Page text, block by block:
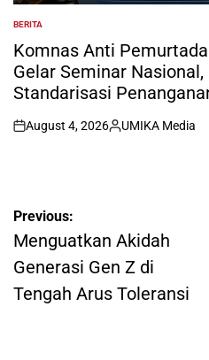
POSTED
IN
BERITA
Komnas Anti
Gelar Seminar Nasional,
Standarisasi
on
August 4, 2026
Posted
UMIKA Media
Post
navigation
Previous:
Menguatkan Akidah
Generasi Gen Z di
Tengah Arus Toleransi